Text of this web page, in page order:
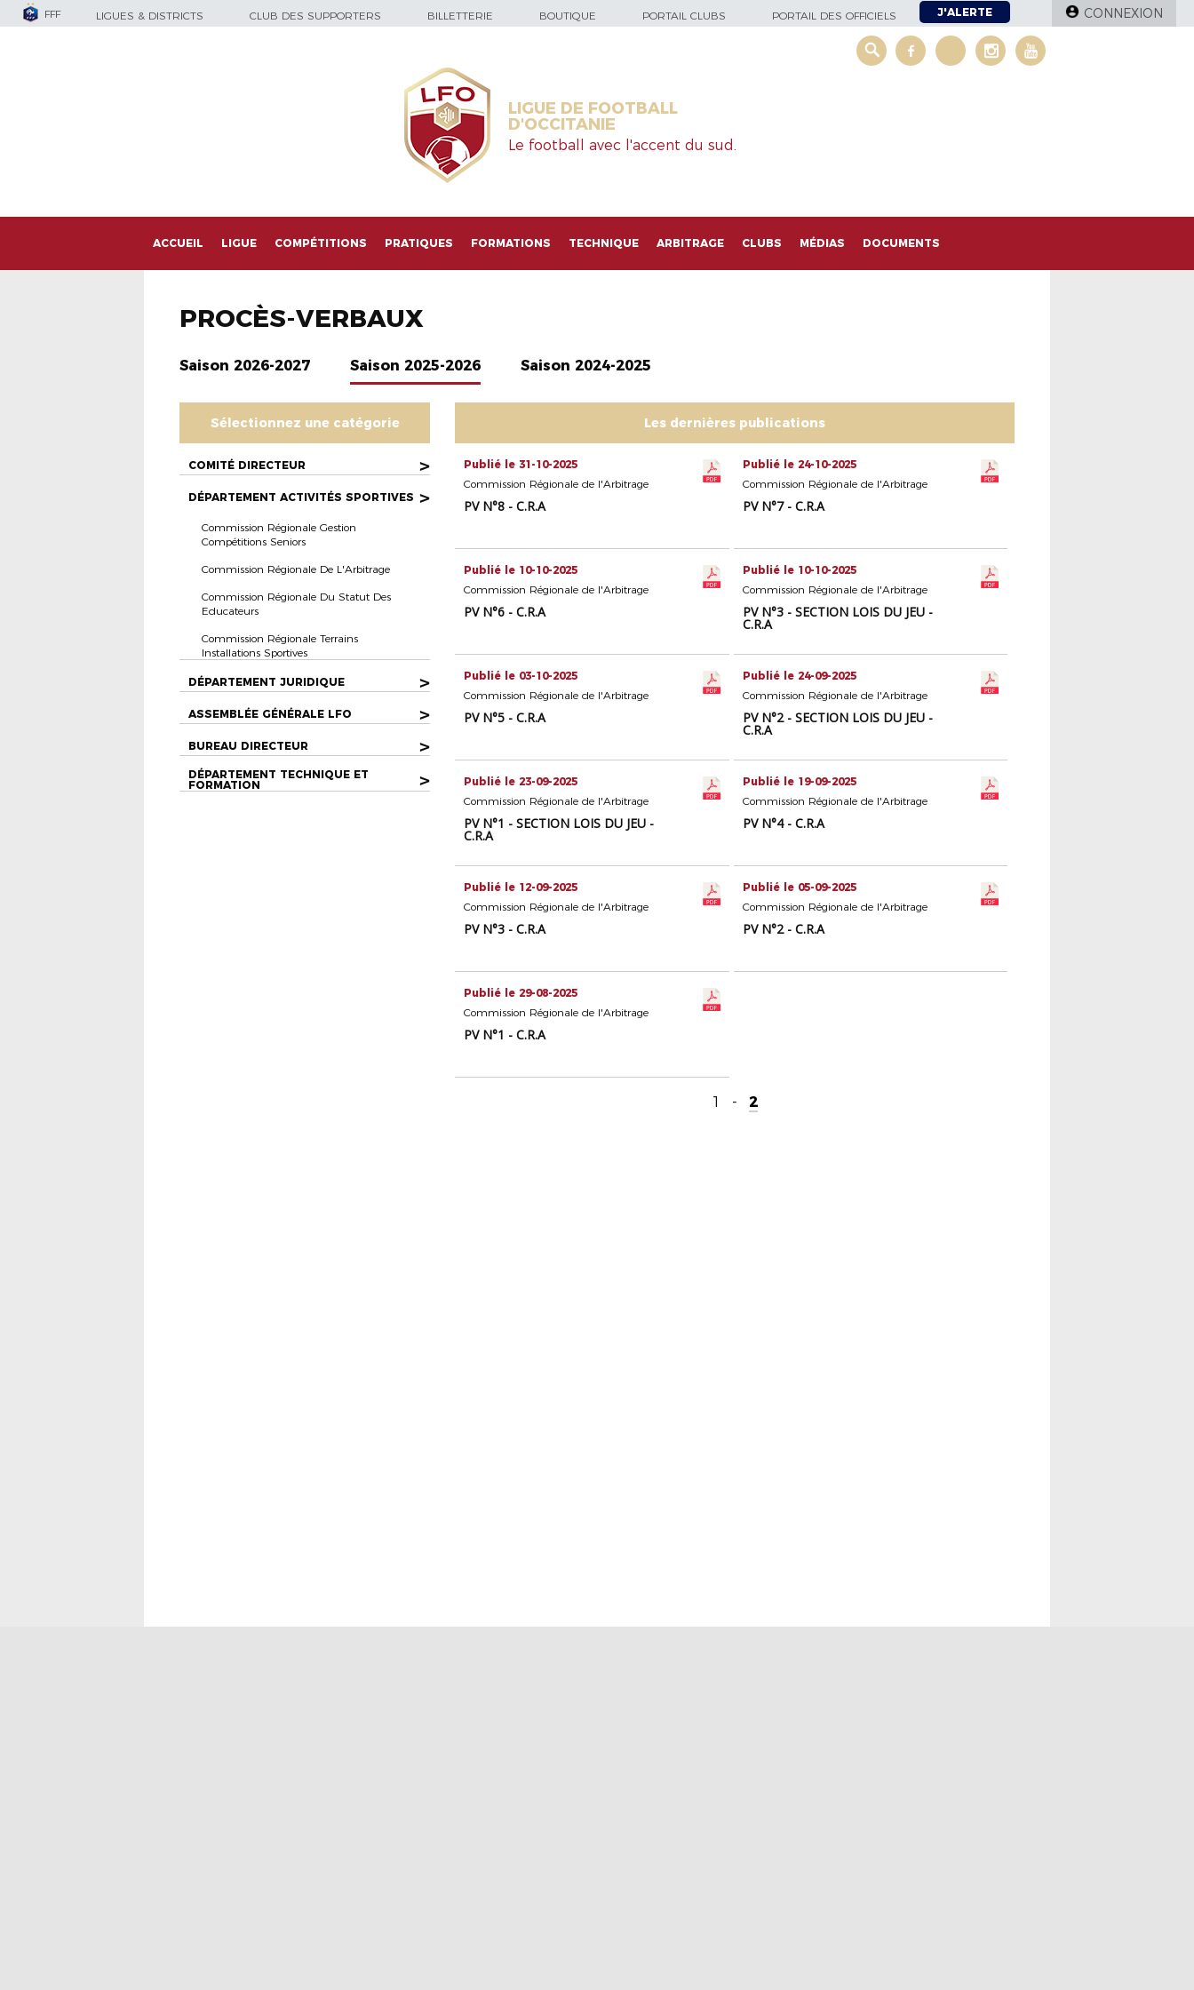
FFF LIGUES & DISTRICTS CLUB DES SUPPORTERS BILLETTERIE BOUTIQUE PORTAIL CLUBS PORTAIL DES OFFICIELS J'ALERTE CONNEXION
LIGUE DE FOOTBALL
D'OCCITANIE
Le football avec l'accent du sud.
ACCUEIL LIGUE COMPÉTITIONS PRATIQUES FORMATIONS TECHNIQUE ARBITRAGE CLUBS MÉDIAS DOCUMENTS
PROCÈS-VERBAUX
Saison 2026-2027 Saison 2025-2026 Saison 2024-2025
Sélectionnez une catégorie
COMITÉ DIRECTEUR >
DÉPARTEMENT ACTIVITÉS SPORTIVES >
Commission Régionale Gestion
Compétitions Seniors
Commission Régionale De L'Arbitrage
Commission Régionale Du Statut Des
Educateurs
Commission Régionale Terrains
Installations Sportives
DÉPARTEMENT JURIDIQUE >
ASSEMBLÉE GÉNÉRALE LFO >
BUREAU DIRECTEUR >
DÉPARTEMENT TECHNIQUE ET
FORMATION
>
Les dernières publications
Publié le 31-10-2025
Commission Régionale de l'Arbitrage
PV N°8 - C.R.A
Publié le 24-10-2025
Commission Régionale de l'Arbitrage
PV N°7 - C.R.A
Publié le 10-10-2025
Commission Régionale de l'Arbitrage
PV N°6 - C.R.A
Publié le 10-10-2025
Commission Régionale de l'Arbitrage
PV N°3 - SECTION LOIS DU JEU -
C.R.A
Publié le 03-10-2025
Commission Régionale de l'Arbitrage
PV N°5 - C.R.A
Publié le 24-09-2025
Commission Régionale de l'Arbitrage
PV N°2 - SECTION LOIS DU JEU -
C.R.A
Publié le 23-09-2025
Commission Régionale de l'Arbitrage
PV N°1 - SECTION LOIS DU JEU -
C.R.A
Publié le 19-09-2025
Commission Régionale de l'Arbitrage
PV N°4 - C.R.A
Publié le 12-09-2025
Commission Régionale de l'Arbitrage
PV N°3 - C.R.A
Publié le 05-09-2025
Commission Régionale de l'Arbitrage
PV N°2 - C.R.A
Publié le 29-08-2025
Commission Régionale de l'Arbitrage
PV N°1 - C.R.A
1 - 2